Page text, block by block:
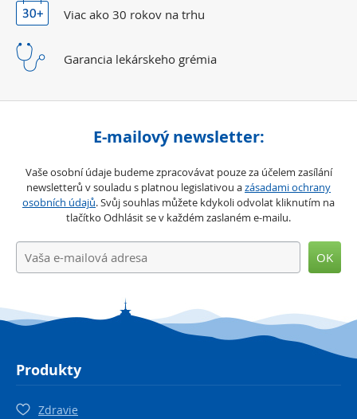
Viac ako 30 rokov na trhu
Garancia lekárskeho grémia
E-mailový newsletter:
Vaše osobní údaje budeme zpracovávat pouze za účelem zasílání
newsletterů v souladu s platnou legislativou azásadami ochrany
osobních údajů. Svůj souhlas můžete kdykoli odvolat kliknutím na
tlačítko Odhlásit se v každém zaslaném e-mailu.
OK
Produkty
Zdravie